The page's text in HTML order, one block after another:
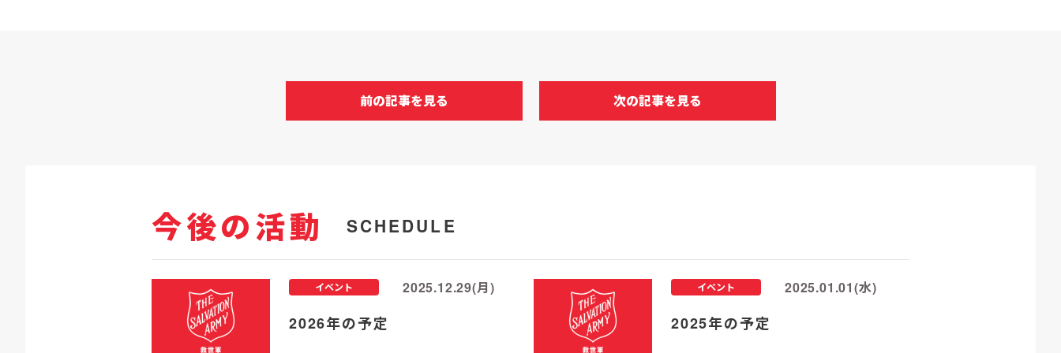
前の記事を見る 次の記事を見る
今後の活動 SCHEDULE
2026年の予定
イベント 2025.12.29(月)
2025年の予定
イベント 2025.01.01(水)